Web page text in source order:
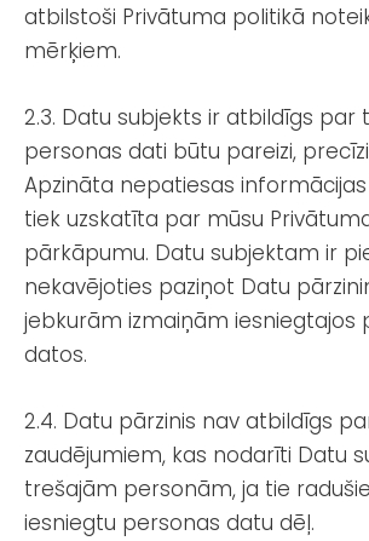
atbilstoši Privātuma politikā
mērķiem.
2.3. Datu subjekts ir atbildīgs par
personas dati būtu pareizi,
Apzināta nepatiesas
tiek uzskatīta par mūsu
pārkāpumu. Datu subjektam ir
nekavējoties paziņot Datu
jebkurām izmaiņām iesniegtajos
datos.
2.4. Datu pārzinis nav atbildīgs
zaudējumiem, kas nodarīti Datu
trešajām personām, ja tie
iesniegtu personas datu dēļ.